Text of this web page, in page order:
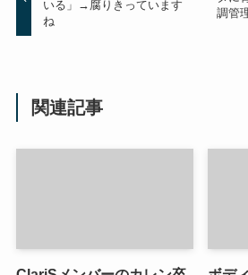
いる」→腐りきっています
ね
調管
関連記事